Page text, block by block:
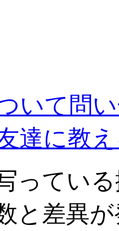
いて問
達に教
ってい
と差異